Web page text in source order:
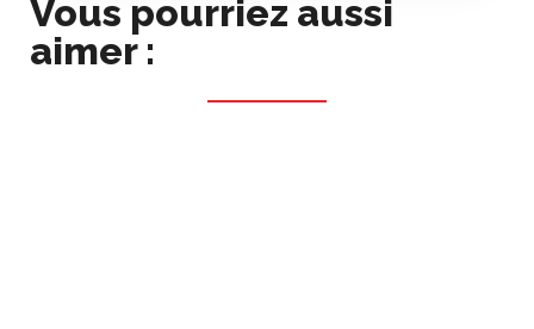
Vous pourriez aussi
aimer :